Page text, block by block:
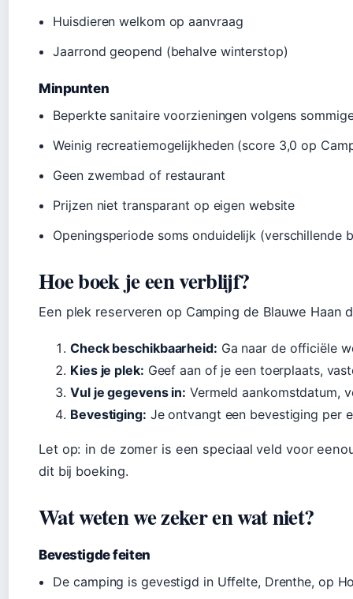
Huisdieren welkom op aanvraag
Jaarrond geopend (behalve winterstop)
Minpunten
Beperkte sanitaire voorzieningen volgens
Weinig recreatiemogelijkheden (score 3,0 op
Geen zwembad of restaurant
Prijzen niet transparant op eigen website
Openingsperiode soms onduidelijk (verschillende
Hoe boek je een verblijf?
Een plek reserveren op Camping de Blauwe Haan
Check beschikbaarheid: Ga naar de officiële
Kies je plek: Geef aan of je een toerplaats,
Vul je gegevens in: Vermeld aankomstdatum,
Bevestiging: Je ontvangt een bevestiging per
Let op: in de zomer is een speciaal veld voor
dit bij boeking.
Wat weten we zeker en wat niet?
Bevestigde feiten
De camping is gevestigd in Uffelte, Drenthe, op